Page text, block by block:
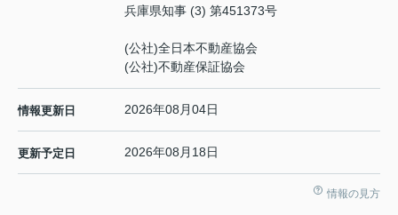
兵庫県知事 (3) 第451373号
(公社)全日本不動産協会
(公社)不動産保証協会
情報更新日 2026年08月04日
更新予定日 2026年08月18日
情報の見方